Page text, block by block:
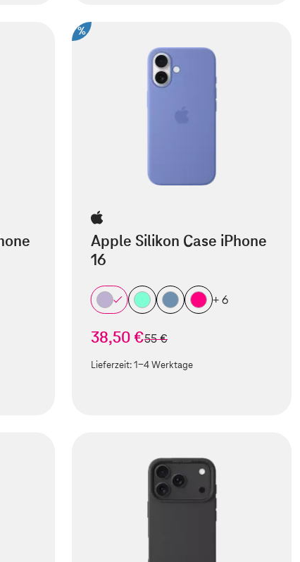
%
Apple Silikon Case iPhone
16
+ 6
38,50 €statt
55 €
Lieferzeit:1-4 Werktage